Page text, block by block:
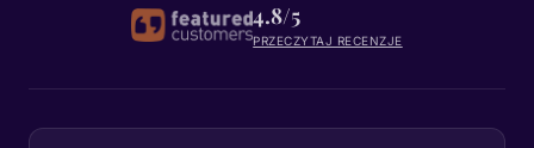
4.8/5
PRZECZYTAJ RECENZJE